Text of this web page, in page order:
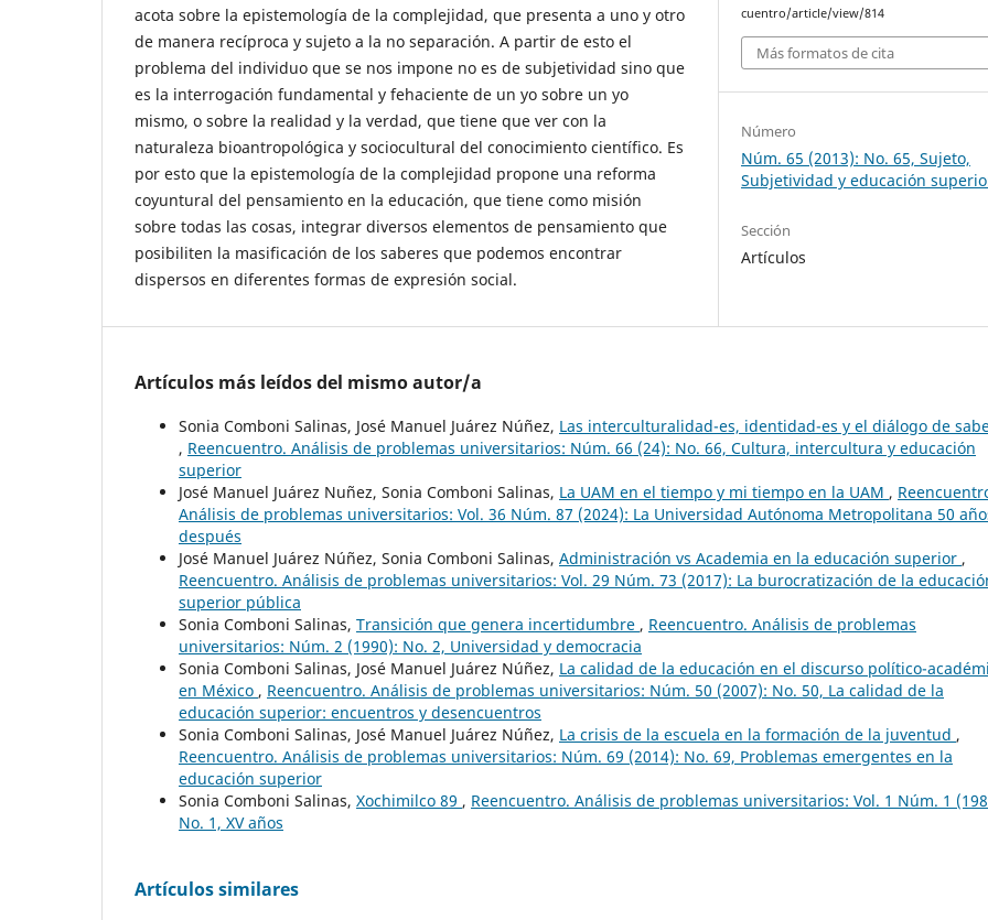
acota sobre la epistemología de la complejidad, que presenta a uno y otro
de manera recíproca y sujeto a la no separación. A partir de esto el
problema del individuo que se nos impone no es de subjetividad sino que
es la interrogación fundamental y fehaciente de un yo sobre un yo
mismo, o sobre la realidad y la verdad, que tiene que ver con la
naturaleza bioantropológica y sociocultural del conocimiento científico. Es
por esto que la epistemología de la complejidad propone una reforma
coyuntural del pensamiento en la educación, que tiene como misión
sobre todas las cosas, integrar diversos elementos de pensamiento que
posibiliten la masificación de los saberes que podemos encontrar
dispersos en diferentes formas de expresión social.
cuentro/article/view/814
Más formatos de cita
Número
Núm. 65 (2013): No. 65, Sujeto,
Subjetividad y educación
Sección
Artículos
Artículos más leídos del mismo autor/a
Sonia Comboni Salinas, José Manuel Juárez Núñez, Las interculturalidad-es, identidad-es y el diálogo de
, Reencuentro. Análisis de problemas universitarios: Núm. 66 (24): No. 66, Cultura, intercultura y educación
superior
José Manuel Juárez Nuñez, Sonia Comboni Salinas, La UAM en el tiempo y mi tiempo en la UAM ,
Análisis de problemas universitarios: Vol. 36 Núm. 87 (2024): La Universidad Autónoma Metropolitana 50
después
José Manuel Juárez Núñez, Sonia Comboni Salinas, Administración vs Academia en la educación superior ,
Reencuentro. Análisis de problemas universitarios: Vol. 29 Núm. 73 (2017): La burocratización de la
superior pública
Sonia Comboni Salinas, Transición que genera incertidumbre , Reencuentro. Análisis de problemas
universitarios: Núm. 2 (1990): No. 2, Universidad y democracia
Sonia Comboni Salinas, José Manuel Juárez Núñez, La calidad de la educación en el discurso político-
en México , Reencuentro. Análisis de problemas universitarios: Núm. 50 (2007): No. 50, La calidad de la
educación superior: encuentros y desencuentros
Sonia Comboni Salinas, José Manuel Juárez Núñez, La crisis de la escuela en la formación de la juventud ,
Reencuentro. Análisis de problemas universitarios: Núm. 69 (2014): No. 69, Problemas emergentes en la
educación superior
Sonia Comboni Salinas, Xochimilco 89 , Reencuentro. Análisis de problemas universitarios: Vol. 1 Núm. 1
No. 1, XV años
Artículos similares